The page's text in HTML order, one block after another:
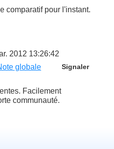
comparatif pour l'instant.
2012 13:26:42
Signaler
globale
Facilement
communauté.